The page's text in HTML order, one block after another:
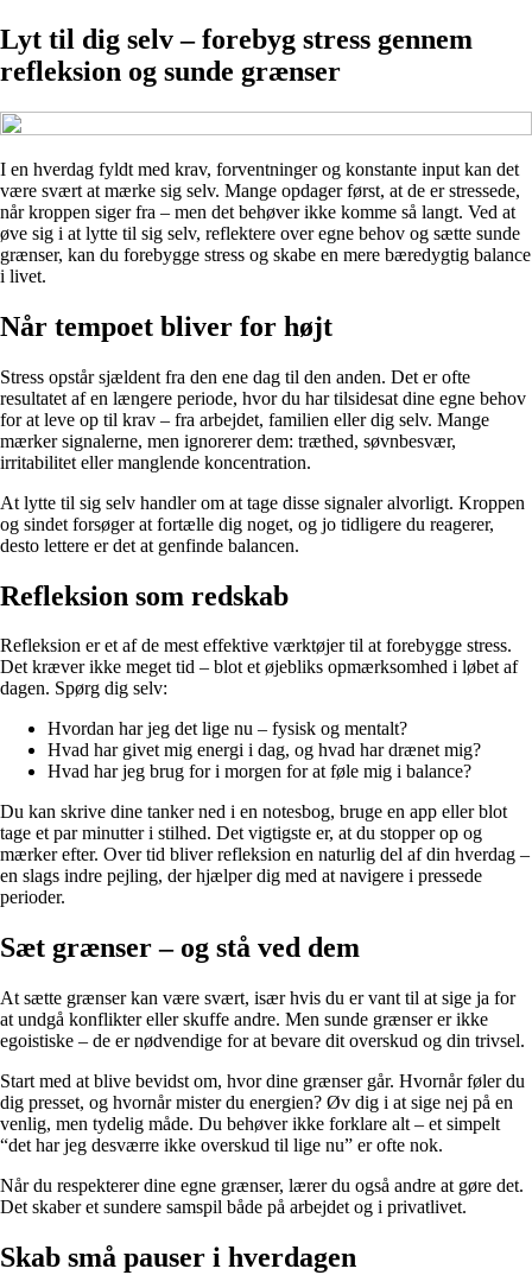
Lyt til dig selv – forebyg stress gennem
refleksion og sunde grænser
I en hverdag fyldt med krav, forventninger og konstante input kan det
være svært at mærke sig selv. Mange opdager først, at de er stressede,
når kroppen siger fra – men det behøver ikke komme så langt. Ved at
øve sig i at lytte til sig selv, reflektere over egne behov og sætte sunde
grænser, kan du forebygge stress og skabe en mere bæredygtig balance
i livet.
Når tempoet bliver for højt
Stress opstår sjældent fra den ene dag til den anden. Det er ofte
resultatet af en længere periode, hvor du har tilsidesat dine egne behov
for at leve op til krav – fra arbejdet, familien eller dig selv. Mange
mærker signalerne, men ignorerer dem: træthed, søvnbesvær,
irritabilitet eller manglende koncentration.
At lytte til sig selv handler om at tage disse signaler alvorligt. Kroppen
og sindet forsøger at fortælle dig noget, og jo tidligere du reagerer,
desto lettere er det at genfinde balancen.
Refleksion som redskab
Refleksion er et af de mest effektive værktøjer til at forebygge stress.
Det kræver ikke meget tid – blot et øjebliks opmærksomhed i løbet af
dagen. Spørg dig selv:
Hvordan har jeg det lige nu – fysisk og mentalt?
Hvad har givet mig energi i dag, og hvad har drænet mig?
Hvad har jeg brug for i morgen for at føle mig i balance?
Du kan skrive dine tanker ned i en notesbog, bruge en app eller blot
tage et par minutter i stilhed. Det vigtigste er, at du stopper op og
mærker efter. Over tid bliver refleksion en naturlig del af din hverdag –
en slags indre pejling, der hjælper dig med at navigere i pressede
perioder.
Sæt grænser – og stå ved dem
At sætte grænser kan være svært, især hvis du er vant til at sige ja for
at undgå konflikter eller skuffe andre. Men sunde grænser er ikke
egoistiske – de er nødvendige for at bevare dit overskud og din trivsel.
Start med at blive bevidst om, hvor dine grænser går. Hvornår føler du
dig presset, og hvornår mister du energien? Øv dig i at sige nej på en
venlig, men tydelig måde. Du behøver ikke forklare alt – et simpelt
“det har jeg desværre ikke overskud til lige nu” er ofte nok.
Når du respekterer dine egne grænser, lærer du også andre at gøre det.
Det skaber et sundere samspil både på arbejdet og i privatlivet.
Skab små pauser i hverdagen